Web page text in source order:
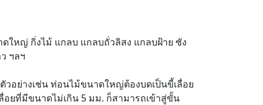
ใหญ่ กิ่งไม้ แกลบ แกลบถั่วลิสง แกลบฝ้าย ซัง
ฯลฯ
อย่างเช่น ท่อนไม้ขนาดใหญ่ต้องบดเป็นขี้เลื่อย
ยที่มีขนาดไม่เกิน 5 มม. ก็สามารถเข้าสู่ขั้น